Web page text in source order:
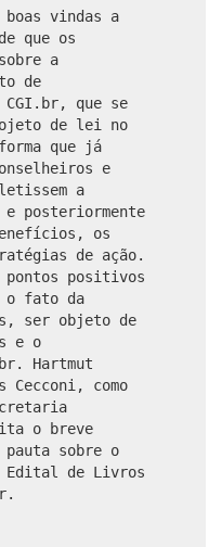
vindas a
que os
a
de
que se
de lei no
que já
e
a
posteriormente
os
de ação.
positivos
o fato da
ser objeto de
e o
Hartmut
Cecconi, como
o breve
sobre o
Edital de Livros